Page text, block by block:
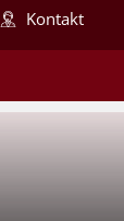
Kontakt